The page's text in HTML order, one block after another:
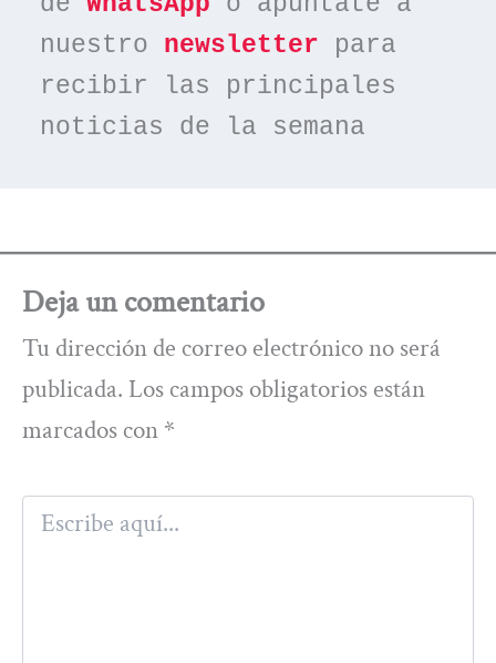
nuestro newsletter para
recibir las principales
noticias de la semana
Deja un comentario
Tu dirección de correo electrónico no será
publicada. Los campos obligatorios están
marcados con *
Escribe
aquí...